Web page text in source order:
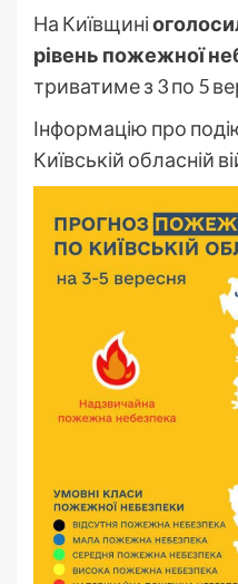
На Київщині
рівень пожежної
триватиме з 3 по 5
Інформацію про
Київській обласній